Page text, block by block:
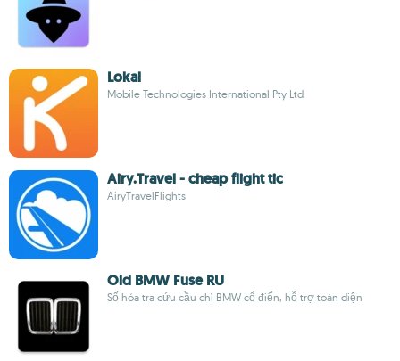
Lokal
Mobile Technologies International Pty Ltd
Airy.Travel - cheap flight tic
AiryTravelFlights
Old BMW Fuse RU
Số hóa tra cứu cầu chì BMW cổ điển, hỗ trợ toàn diện